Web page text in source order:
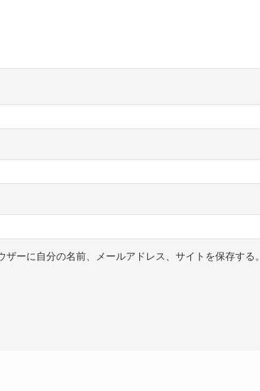
ーに自分の名前、メールアドレス、サイトを保存する。